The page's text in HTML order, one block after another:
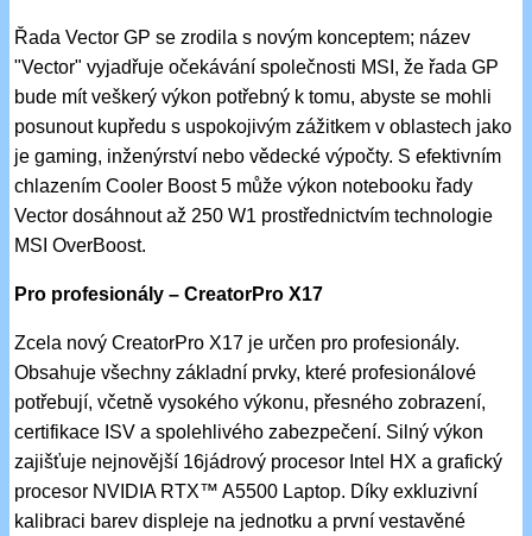
Řada Vector GP se zrodila s novým konceptem; název
"Vector" vyjadřuje očekávání společnosti MSI, že řada GP
bude mít veškerý výkon potřebný k tomu, abyste se mohli
posunout kupředu s uspokojivým zážitkem v oblastech jako
je gaming, inženýrství nebo vědecké výpočty. S efektivním
chlazením Cooler Boost 5 může výkon notebooku řady
Vector dosáhnout až 250 W1 prostřednictvím technologie
MSI OverBoost.
Pro profesionály – CreatorPro X17
Zcela nový CreatorPro X17 je určen pro profesionály.
Obsahuje všechny základní prvky, které profesionálové
potřebují, včetně vysokého výkonu, přesného zobrazení,
certifikace ISV a spolehlivého zabezpečení. Silný výkon
zajišťuje nejnovější 16jádrový procesor Intel HX a grafický
procesor NVIDIA RTX™ A5500 Laptop. Díky exkluzivní
kalibraci barev displeje na jednotku a první vestavěné